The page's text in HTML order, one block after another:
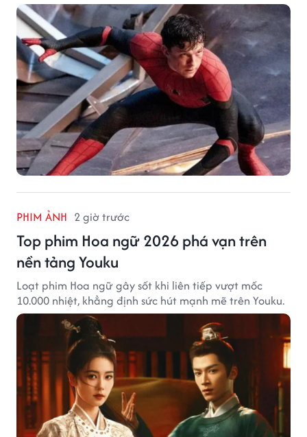
PHIM ẢNH 2 giờ trước
Top phim Hoa ngữ 2026 phá vạn trên
nền tảng Youku
Loạt phim Hoa ngữ gây sốt khi liên tiếp vượt mốc
10.000 nhiệt, khẳng định sức hút mạnh mẽ trên Youku.